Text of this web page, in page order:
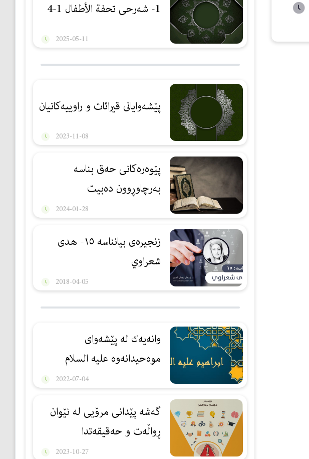
1- شەرحی تحفة الأطفال 1-4
2025-05-11
پێشەوايانى قيرائات و راوييەكانيان
2023-11-08
پێوەرەكانی حەق بناسە
بەرچاوڕوون دەبیت
2024-01-28
زنجیرەی بیانناسە ١٥- هدی
شعراوي
2018-04-05
وانەیەك لە پێشەوای
موەحیدانەوە علیه السلام
2022-07-04
گەشە پێدانی مرۆیی لە نێوان
ڕواڵەت و حەقیقەتدا
2023-10-27